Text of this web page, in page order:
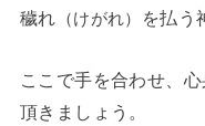
穢れ （けがれ） を払う
ここで手を合わせ、心
頂きましょう。